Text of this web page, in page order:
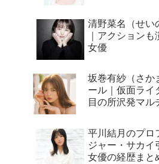
清野菜名（せい
｜アクション
女優
坂巻有紗（さか
ール｜仮面ライ
目の所沢発マル
平川結月のプロ
ジャー・サカイ
女優の経歴まと